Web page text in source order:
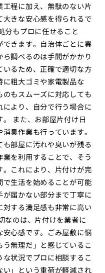
程に加え、無駄のない片
きな安心感を得られるで
分もプロに任せること
きます。自治体ごとに異
調べるのは手間がかかり
るため、正確で適切な方
粗大ゴミや家電製品な
もスムーズに対応しても
より、自分で行う場合に
また、お部屋片付け日
臭作業も行っています。
部屋に汚れや臭いが残る
を利用することで、そう
。これにより、片付けが完
生活を始めることが可能
届かない部分まで丁寧に
する満足感も非常に高い
なのは、片付けを業者に
心感です。ごみ屋敷に悩
無理だ」と感じているこ
状況でプロに相談するこ
い」という重荷が軽減され